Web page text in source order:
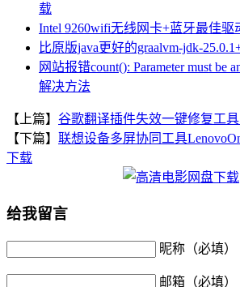
载
Intel 9260wifi无线网卡+蓝牙最佳驱
比原版java更好的graalvm-jdk-
网站报错count(): Parameter must be
解决方法
【上篇】 谷歌翻译插件失效一键修复工
【下篇】 联想设备多屏协同工具
下载
给我留言
昵称（必填）
邮箱（必填）